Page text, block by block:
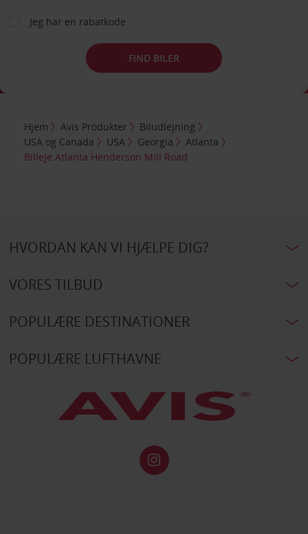
Jeg har en rabatkode
FIND BILER
Hjem Avis Produkter
Biludlejning
USA og Canada
USA Georgia
Atlanta
Billeje Atlanta Henderson Mill Road
HVORDAN KAN VI HJÆLPE DIG?
VORES TILBUD
POPULÆRE DESTINATIONER
POPULÆRE LUFTHAVNE